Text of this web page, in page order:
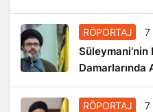
RÖPORTAJ 7
Süleymani’nin
Damarlarında
RÖPORTAJ 7